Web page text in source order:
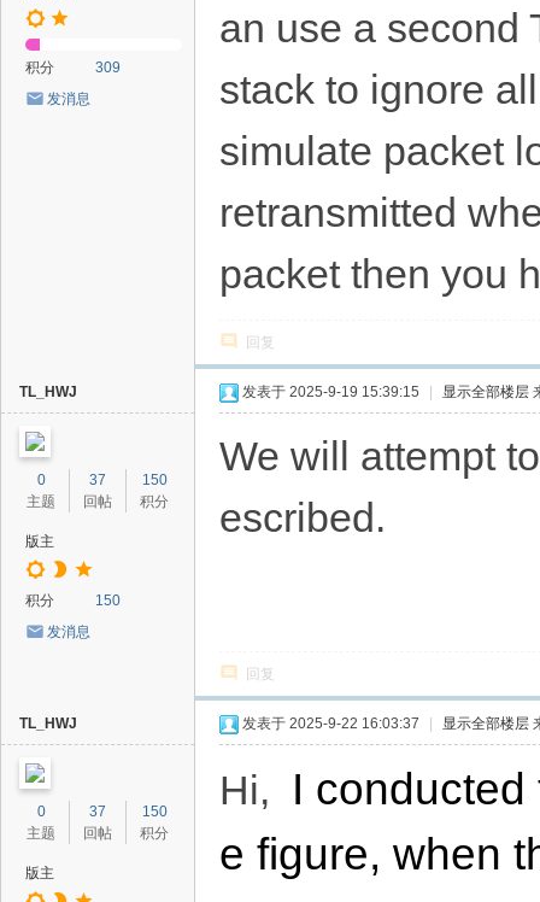
积分
309
发消息
an use a second
stack to ignore
simulate packet
retransmitted
packet then you
回复
TL_HWJ
0
主题
37
回帖
150
积分
版主
积分
150
发消息
发表于 2025-9-19 15:39:15 显示全部楼层
We will attempt
escribed.
回复
TL_HWJ
0
主题
37
回帖
150
积分
版主
发表于 2025-9-22 16:03:37 显示全部楼层
Hi, I
e figure, when